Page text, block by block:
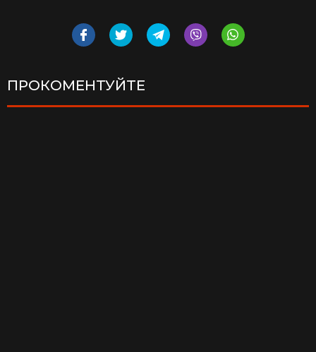
ПРОКОМЕНТУЙТЕ